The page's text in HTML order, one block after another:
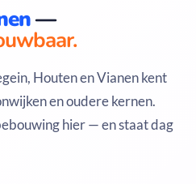
—
Houten en Vianen kent
en oudere kernen.
hier — en staat dag